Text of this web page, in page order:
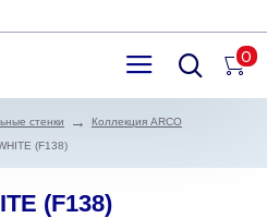
0
стенки
Коллекция ARCO
(F138)
(F138)